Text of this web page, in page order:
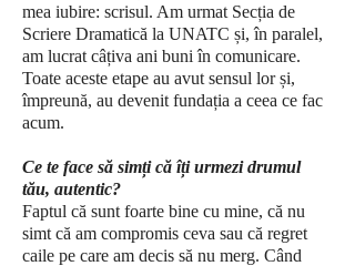
mea iubire: scrisul. Am urmat Secția de
Scriere Dramatică la UNATC și, în paralel,
am lucrat câțiva ani buni în comunicare.
Toate aceste etape au avut sensul lor și,
împreună, au devenit fundația a ceea ce fac
acum.
Ce te face să simți că îți urmezi drumul
tău, autentic?
Faptul că sunt foarte bine cu mine, că nu
simt că am compromis ceva sau că regret
caile pe care am decis să nu merg. Când